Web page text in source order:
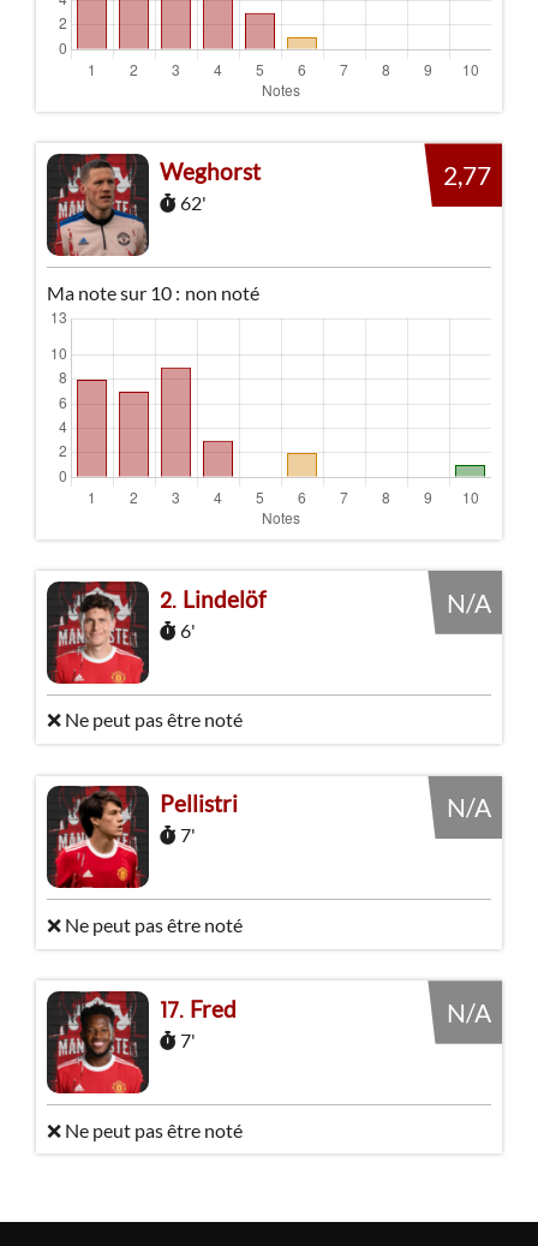
Weghorst
62'
2,77
Ma note sur 10 : non noté
2 Lindelöf
6'
N/A
❌ Ne peut pas être noté
Pellistri
7'
N/A
❌ Ne peut pas être noté
17 Fred
7'
N/A
❌ Ne peut pas être noté